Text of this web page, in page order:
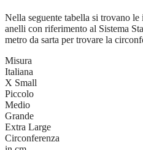
Nella seguente tabella si trovano
anelli con riferimento al Sistema
metro da sarta per trovare la
Misura
Italiana
X Small
Piccolo
Medio
Grande
Extra Large
Circonferenza